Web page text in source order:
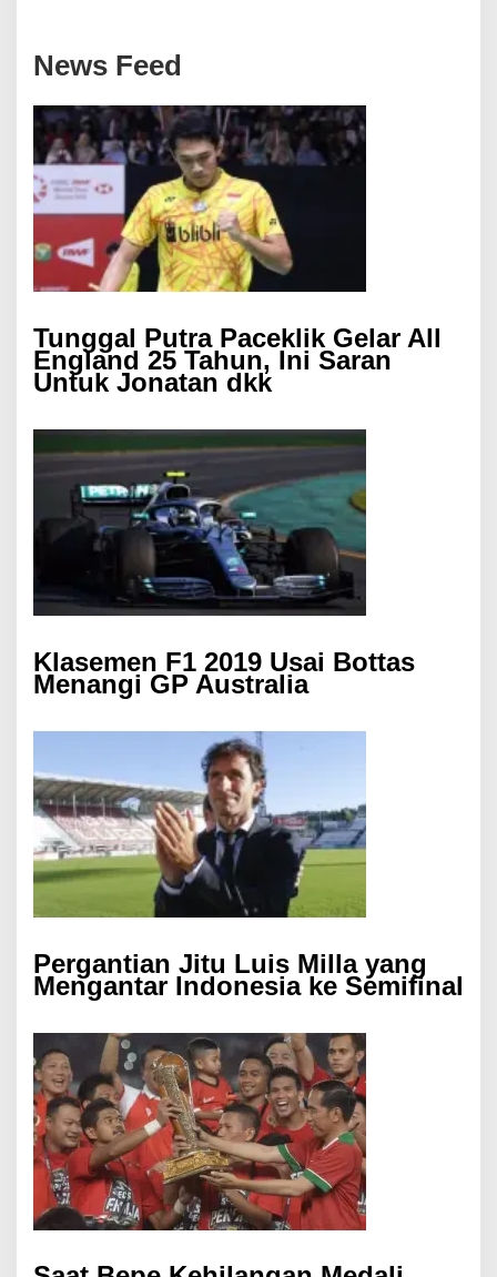
News Feed
Tunggal Putra Paceklik Gelar All
England 25 Tahun, Ini Saran
Untuk Jonatan dkk
Klasemen F1 2019 Usai Bottas
Menangi GP Australia
Pergantian Jitu Luis Milla yang
Mengantar Indonesia ke Semifinal